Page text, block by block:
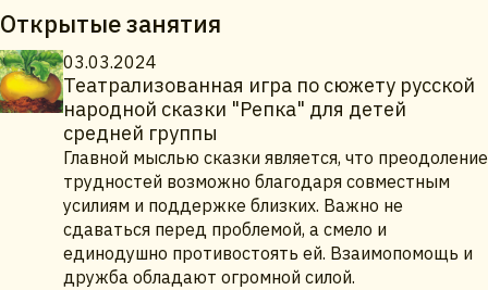
Открытые занятия
03.03.2024
Театрализованная игра по сюжету русской
народной сказки "Репка" для детей
средней группы
Главной мыслью сказки является, что преодоление
трудностей возможно благодаря совместным
усилиям и поддержке близких. Важно не
сдаваться перед проблемой, а смело и
единодушно противостоять ей. Взаимопомощь и
дружба обладают огромной силой.